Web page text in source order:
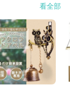
看全部